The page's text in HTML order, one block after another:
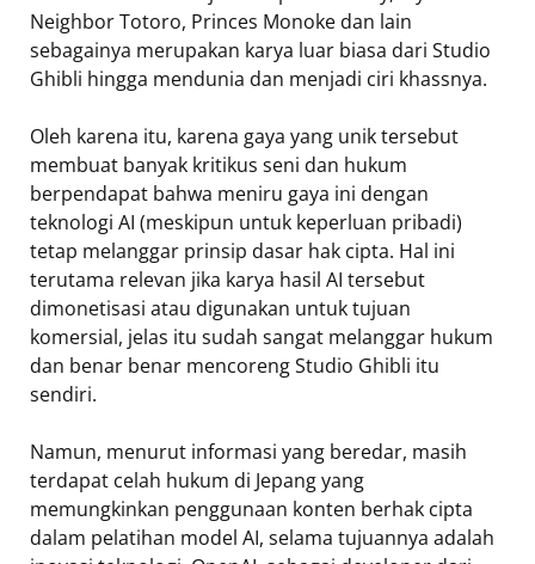
Neighbor Totoro, Princes Monoke dan lain
sebagainya merupakan karya luar biasa dari Studio
Ghibli hingga mendunia dan menjadi ciri khassnya.
Oleh karena itu, karena gaya yang unik tersebut
membuat banyak kritikus seni dan hukum
berpendapat bahwa meniru gaya ini dengan
teknologi AI (meskipun untuk keperluan pribadi)
tetap melanggar prinsip dasar hak cipta. Hal ini
terutama relevan jika karya hasil AI tersebut
dimonetisasi atau digunakan untuk tujuan
komersial, jelas itu sudah sangat melanggar hukum
dan benar benar mencoreng Studio Ghibli itu
sendiri.
Namun, menurut informasi yang beredar, masih
terdapat celah hukum di Jepang yang
memungkinkan penggunaan konten berhak cipta
dalam pelatihan model AI, selama tujuannya adalah